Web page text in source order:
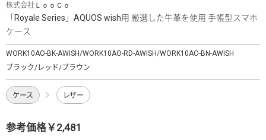
株式会社ＬｏｏＣｏ
「Royale Series」AQUOS wish用 厳選した牛革を使用 手帳型スマホ
ケース
WORK10AO-BK-AWISH/WORK10AO-RD-AWISH/WORK10AO-BN-AWISH
ブラック/レッド/ブラウン
ケース レザー
参考価格￥2,481